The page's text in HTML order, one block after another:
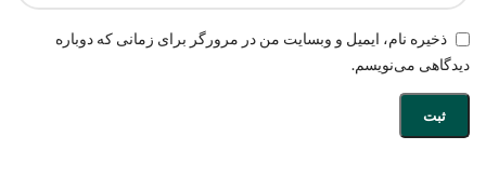
ذخیره نام، ایمیل و وبسایت من در مرورگر برای زمانی که دوباره
دیدگاهی می‌نویسم.